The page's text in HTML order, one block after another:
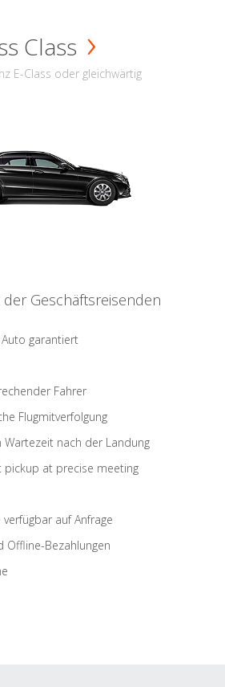
Class
E-Class oder gleichwärtig
der Geschäftsreisenden
garantiert
Fahrer
Flugmitverfolgung
Wartezeit nach der Landung
pickup at precise meeting
auf Anfrage
Offline-Bezahlungen